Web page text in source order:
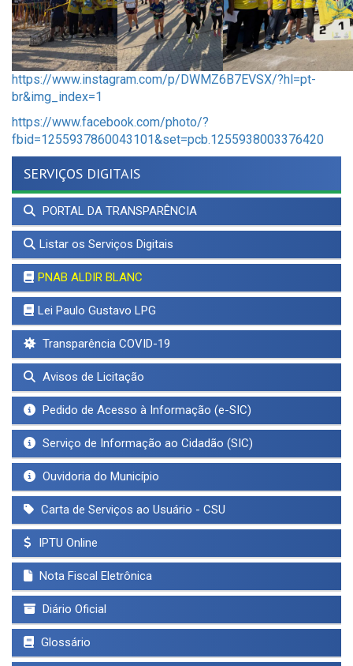
https://www.instagram.com/p/DWMZ6B7EVSX/?hl=pt-
br&img_index=1
https://www.facebook.com/photo/?
fbid=1255937860043101&set=pcb.1255938003376420
SERVIÇOS DIGITAIS
PORTAL DA TRANSPARÊNCIA
Listar os Serviços Digitais
PNAB ALDIR BLANC
Lei Paulo Gustavo LPG
Transparência COVID-19
Avisos de Licitação
Pedido de Acesso à Informação (e-SIC)
Serviço de Informação ao Cidadão (SIC)
Ouvidoria do Município
Carta de Serviços ao Usuário - CSU
IPTU Online
Nota Fiscal Eletrônica
Diário Oficial
Glossário